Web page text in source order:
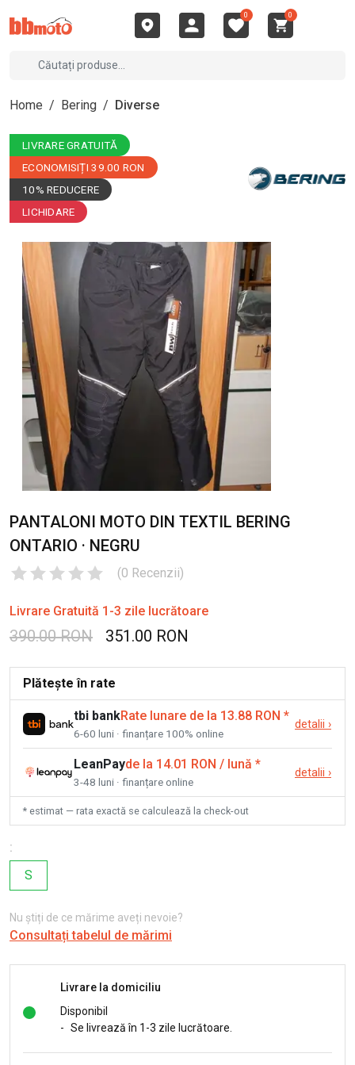
0 0
Home / Bering / Diverse
LIVRARE GRATUITĂ
ECONOMISIȚI 39.00 RON
10% REDUCERE
LICHIDARE
PANTALONI MOTO DIN TEXTIL BERING
ONTARIO · NEGRU
(0 Recenzii)
Livrare Gratuită 1-3 zile lucrătoare
390.00 RON 351.00 RON
Plătește în rate
tbi bankRate lunare de la 13.88 RON *
6-60 luni · finanțare 100% online
detalii ›
LeanPayde la 14.01 RON / lună *
3-48 luni · finanțare online
detalii ›
* estimat — rata exactă se calculează la check-out
:
S
Nu știți de ce mărime aveți nevoie?
Consultați tabelul de mărimi
Livrare la domiciliu
Disponibil
- Se livrează în 1-3 zile lucrătoare.